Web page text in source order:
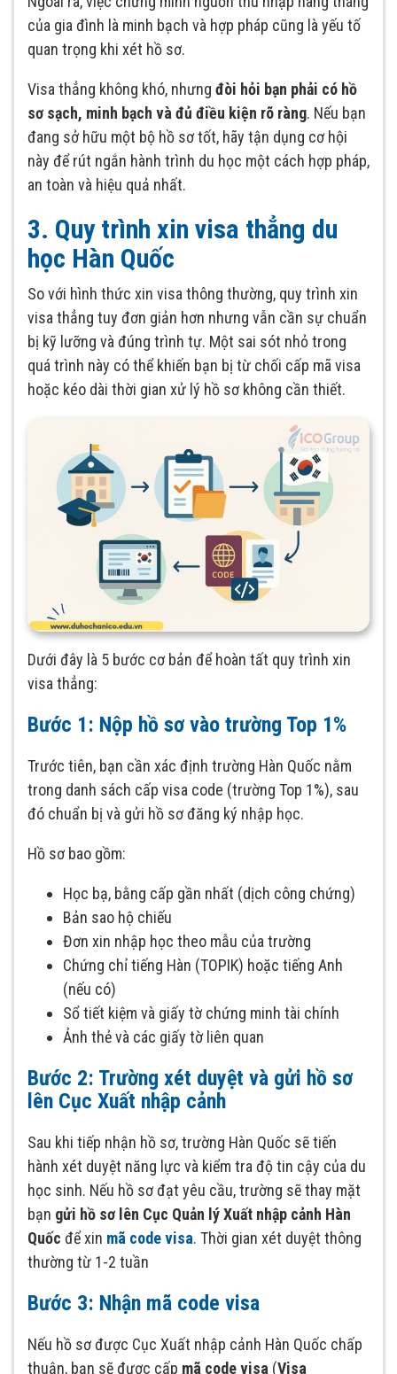
của gia đình là minh bạch và hợp pháp cũng là yếu tố
quan trọng khi xét hồ sơ.
Visa thẳng không khó, nhưng đòi hỏi bạn phải có hồ
sơ sạch, minh bạch và đủ điều kiện rõ ràng. Nếu bạn
đang sở hữu một bộ hồ sơ tốt, hãy tận dụng cơ hội
này để rút ngắn hành trình du học một cách hợp pháp,
an toàn và hiệu quả nhất.
3. Quy trình xin visa thẳng du
học Hàn Quốc
So với hình thức xin visa thông thường, quy trình xin
visa thẳng tuy đơn giản hơn nhưng vẫn cần sự chuẩn
bị kỹ lưỡng và đúng trình tự. Một sai sót nhỏ trong
quá trình này có thể khiến bạn bị từ chối cấp mã visa
hoặc kéo dài thời gian xử lý hồ sơ không cần thiết.
Dưới đây là 5 bước cơ bản để hoàn tất quy trình xin
visa thẳng:
Bước 1: Nộp hồ sơ vào trường Top 1%
Trước tiên, bạn cần xác định trường Hàn Quốc nằm
trong danh sách cấp visa code (trường Top 1%), sau
đó chuẩn bị và gửi hồ sơ đăng ký nhập học.
Hồ sơ bao gồm:
Học bạ, bằng cấp gần nhất (dịch công chứng)
Bản sao hộ chiếu
Đơn xin nhập học theo mẫu của trường
Chứng chỉ tiếng Hàn (TOPIK) hoặc tiếng Anh
(nếu có)
Sổ tiết kiệm và giấy tờ chứng minh tài chính
Ảnh thẻ và các giấy tờ liên quan
Bước 2: Trường xét duyệt và gửi hồ sơ
lên Cục Xuất nhập cảnh
Sau khi tiếp nhận hồ sơ, trường Hàn Quốc sẽ tiến
hành xét duyệt năng lực và kiểm tra độ tin cậy của du
học sinh. Nếu hồ sơ đạt yêu cầu, trường sẽ thay mặt
bạn gửi hồ sơ lên Cục Quản lý Xuất nhập cảnh Hàn
Quốc để xin mã code visa. Thời gian xét duyệt thông
thường từ 1-2 tuần
Bước 3: Nhận mã code visa
Nếu hồ sơ được Cục Xuất nhập cảnh Hàn Quốc chấp
thuận, bạn sẽ được cấp mã code visa (Visa